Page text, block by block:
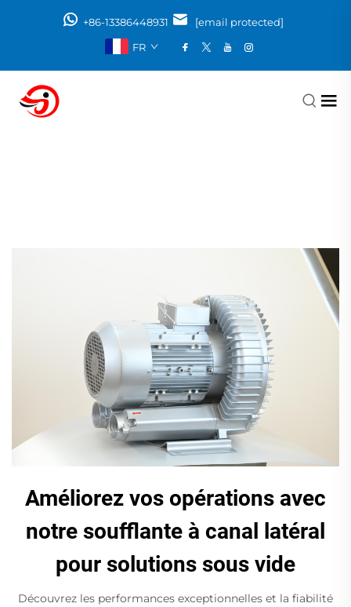
+86-13386448931
[email protected]
FR
Améliorez vos opérations avec
notre soufflante à canal latéral
pour solutions sous vide
Découvrez les performances exceptionnelles et la fiabilité